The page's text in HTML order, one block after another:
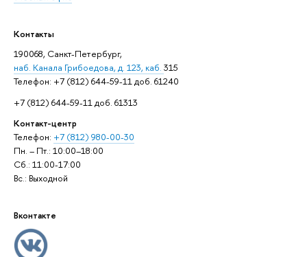
Контакты
190068, Санкт-Петербург,
наб. Канала Грибоедова, д. 123, каб. 315
Телефон: +7 (812) 644-59-11 доб. 61240
+7 (812) 644-59-11 доб. 61313
Контакт-центр
Телефон: +7 (812) 980-00-30
Пн. – Пт.: 10:00–18:00
Сб.: 11:00-17:00
Вс.: Выходной
Вконтакте